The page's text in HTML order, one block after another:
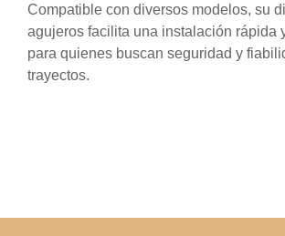
Compatible con diversos modelos, su
agujeros facilita una instalación rápida
para quienes buscan seguridad y
trayectos.